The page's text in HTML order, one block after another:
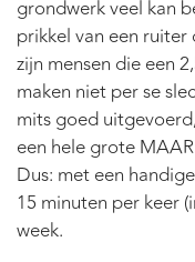
grondwerk veel kan
prikkel van een
zijn mensen die een
maken niet per se
mits goed
een hele grote
Dus: met een
15 minuten per keer
week.